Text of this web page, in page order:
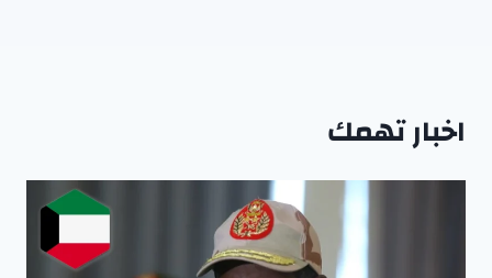
اخبار تهمك